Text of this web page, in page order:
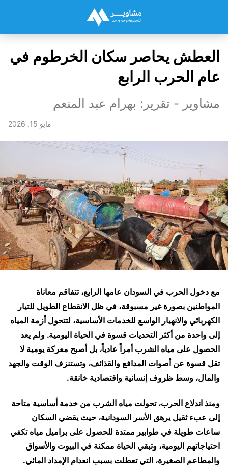
العطش يحاصر سكان الخرطوم في
عام الحرب الرابع
مشاوير - تقرير: بهرام عبد المنعم
مايو 15, 2026
مع دخول الحرب في السودان عامها الرابع، تتفاقم معاناة
المواطنين بصورة غير مسبوقة، في ظل الانقطاع الطويل للتيار
الكهربائي والانهيار الواسع للخدمات الأساسية، لتتحول أزمة المياه
إلى واحدة من أكثر التحديات قسوة في الحياة اليومية. ولم يعد
الحصول على مياه الشرب أمراً عادياً، بل أصبح معركة يومية لا
تقل قسوة عن أصوات المدافع والقذائف، وتستنزف الوقت والجهد
والمال، وسط ظروف إنسانية واقتصادية خانقة.
ومنذ اندلاع الحرب، تحولت مياه الشرب من خدمة أساسية متاحة
إلى عبء ثقيل يرهق الأسر السودانية، حيث يقضي السكان
ساعات طويلة في طوابير ممتدة للحصول على براميل مياه تكفي
احتياجاتهم اليومية، وتبقي الحياة ممكنة في البيوت والأسواق
والمطاعم الصغيرة، التي تعطلت بسبب انعدام الإمداد المائي.